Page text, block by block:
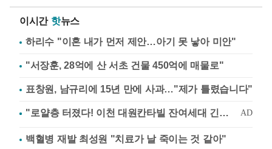
이시간 핫뉴스
하리수 "이혼 내가 먼저 제안…아기 못 낳아 미안"
"서장훈, 28억에 산 서초 건물 450억에 매물로"
표창원, 남규리에 15년 만에 사과…"제가 틀렸습니다"
백혈병 재발 최성원 "치료가 날 죽이는 것 같아"